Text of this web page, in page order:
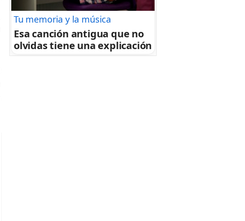
Tu memoria y la música
Esa canción antigua que no
olvidas tiene una explicación